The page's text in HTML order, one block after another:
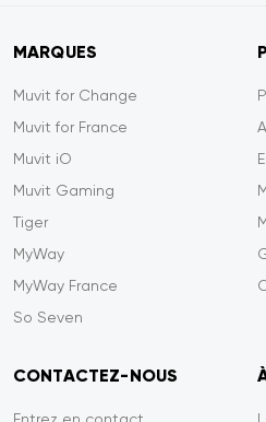
MARQUES
Muvit for Change
Muvit for France
Muvit iO
Muvit Gaming
Tiger
MyWay
MyWay France
So Seven
CONTACTEZ-NOUS